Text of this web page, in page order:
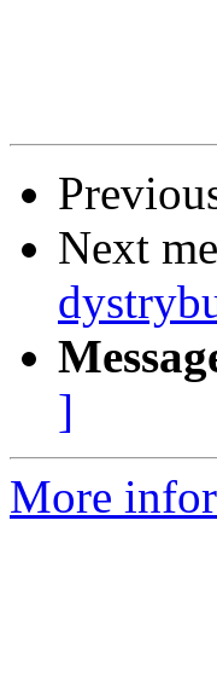
Next
]
More